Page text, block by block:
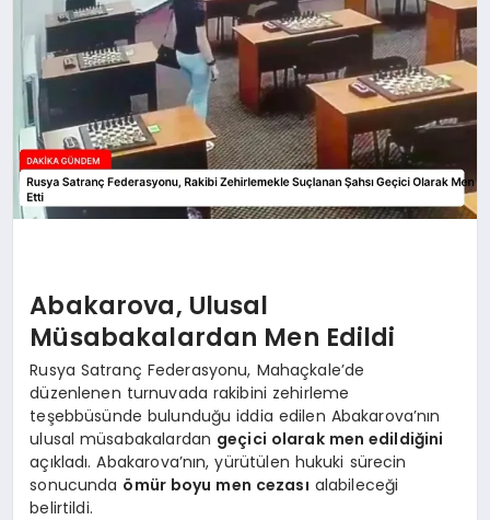
DÜNYA
EĞITIM
Abakarova, Ulusal
Müsabakalardan Men Edildi
Rusya Satranç Federasyonu, Mahaçkale’de
düzenlenen turnuvada rakibini zehirleme
teşebbüsünde bulunduğu iddia edilen Abakarova’nın
ulusal müsabakalardan geçici olarak men edildiğini
açıkladı. Abakarova’nın, yürütülen hukuki sürecin
sonucunda ömür boyu men cezası alabileceği
belirtildi.